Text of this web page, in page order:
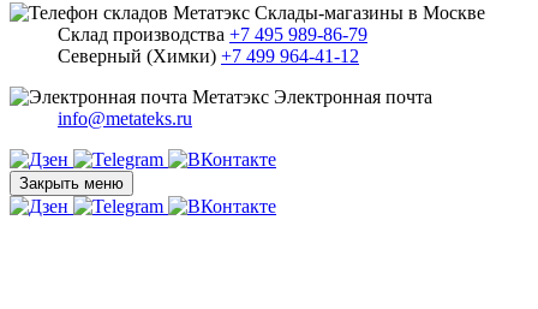
Склады-магазины в Москве
Склад производства +7 495 989-86-79
Северный (Химки) +7 499 964-41-12
Электронная почта
info@metateks.ru
Закрыть меню